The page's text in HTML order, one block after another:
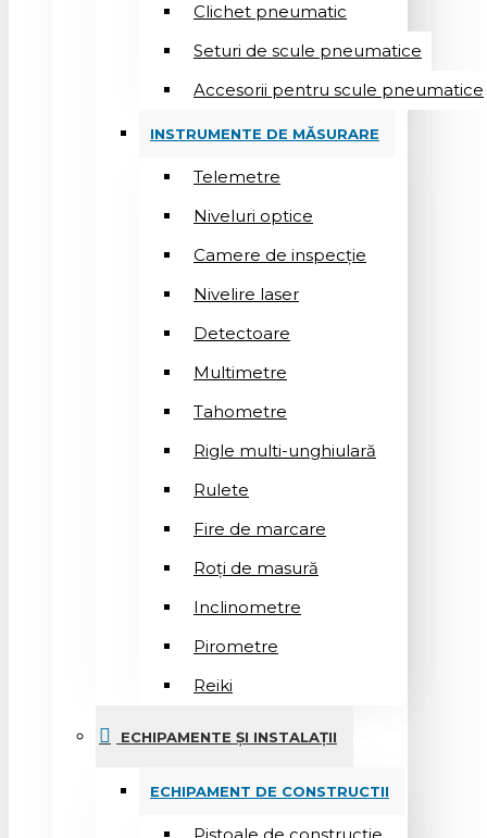
Clichet pneumatic
Seturi de scule pneumatice
Accesorii pentru scule pneumatice
INSTRUMENTE DE MĂSURARE
Telemetre
Niveluri optice
Camere de inspecție
Nivelire laser
Detectoare
Multimetre
Tahometre
Rigle multi-unghiulară
Rulete
Fire de marcare
Roți de masură
Inclinometre
Pirometre
Reiki
ECHIPAMENTE ȘI INSTALAȚII
ECHIPAMENT DE CONSTRUCTII